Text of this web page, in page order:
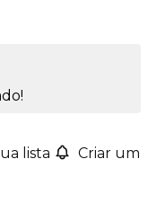
lista
Criar um